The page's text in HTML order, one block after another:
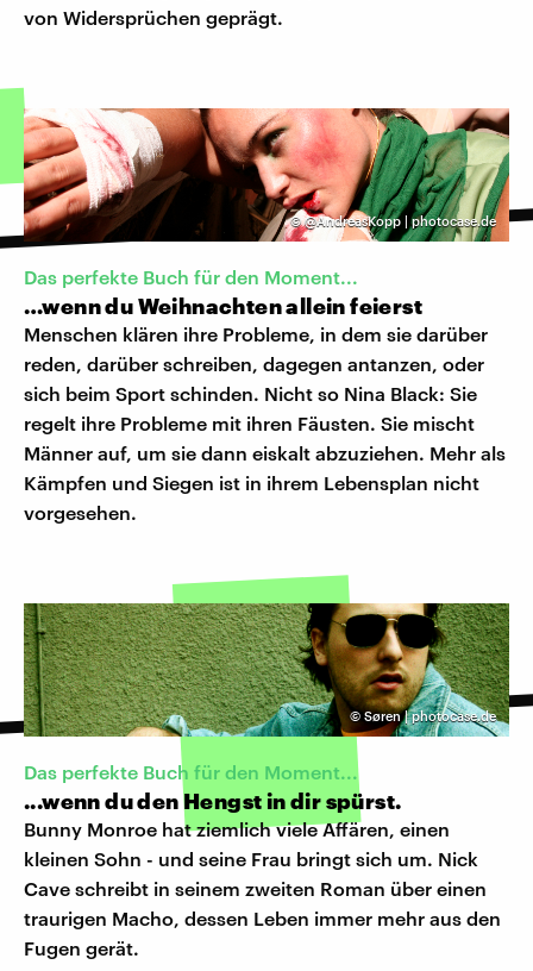
von Widersprüchen geprägt.
©@AndreasKopp | photocase.de
Das perfekte Buch für den Moment...
…wenn du Weihnachten allein feierst
Menschen klären ihre Probleme, in dem sie darüber
reden, darüber schreiben, dagegen antanzen, oder
sich beim Sport schinden. Nicht so Nina Black: Sie
regelt ihre Probleme mit ihren Fäusten. Sie mischt
Männer auf, um sie dann eiskalt abzuziehen. Mehr als
Kämpfen und Siegen ist in ihrem Lebensplan nicht
vorgesehen.
©Søren | photocase.de
Das perfekte Buch für den Moment...
...wenn du den Hengst in dir spürst.
Bunny Monroe hat ziemlich viele Affären, einen
kleinen Sohn - und seine Frau bringt sich um. Nick
Cave schreibt in seinem zweiten Roman über einen
traurigen Macho, dessen Leben immer mehr aus den
Fugen gerät.